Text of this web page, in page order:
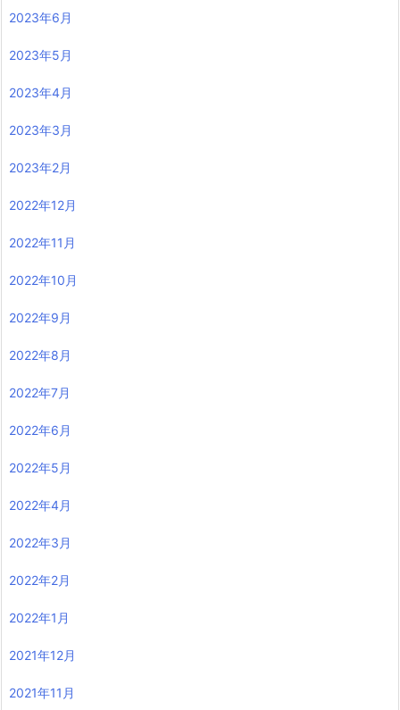
2023年6月
2023年5月
2023年4月
2023年3月
2023年2月
2022年12月
2022年11月
2022年10月
2022年9月
2022年8月
2022年7月
2022年6月
2022年5月
2022年4月
2022年3月
2022年2月
2022年1月
2021年12月
2021年11月